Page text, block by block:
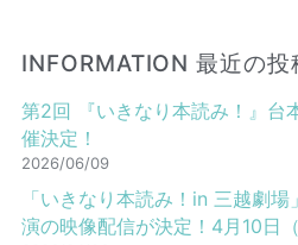
INFORMATION 最近の投
第2回 『いきなり本読み！』台
催決定！
2026/06/09
「いきなり本読み！in 三越劇
演の映像配信が決定！4月10日